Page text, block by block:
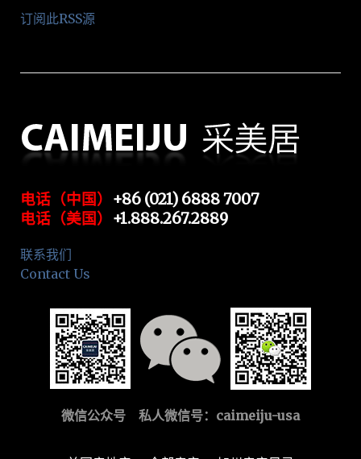
订阅此RSS源
电话（中国） +86 (021) 6888 7007
电话（美国） +1.888.267.2889
联系我们
Contact Us
微信公众号 私人微信号： caimeiju-usa